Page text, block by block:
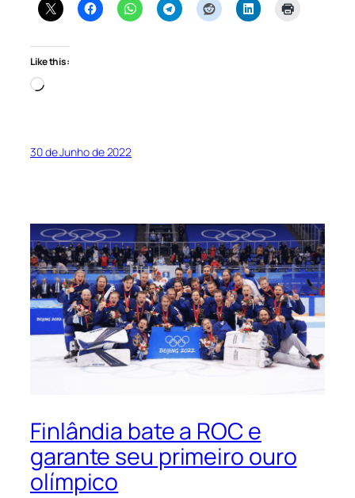
Like this:
Loading…
30 de Junho de 2022
Finlândia bate a ROC e
garante seu primeiro ouro
olímpico